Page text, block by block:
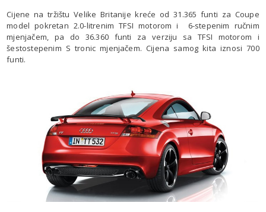
Cijene na tržištu Velike Britanije kreće od 31.365 funti za Coupe
model pokretan 2.0-litrenim TFSI motorom i 6-stepenim ručnim
mjenjačem, pa do 36.360 funti za verziju sa TFSI motorom i
šestostepenim S tronic mjenjačem. Cijena samog kita iznosi 700
funti.